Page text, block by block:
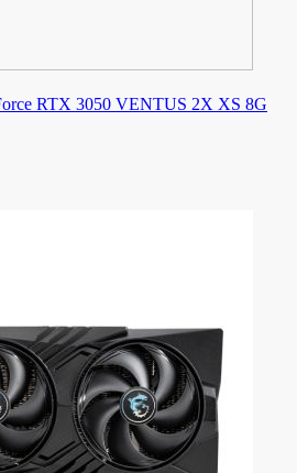
RTX 3050 VENTUS 2X XS 8G